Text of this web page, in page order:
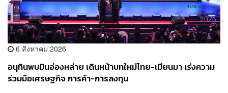
6 สิงหาคม 2026
อนุทินพบมินอ่องหล่าย เดินหน้าบทใหม่ไทย-เมียนมา เร่งความ
ร่วมมือเศรษฐกิจ การค้า-การลงทุน